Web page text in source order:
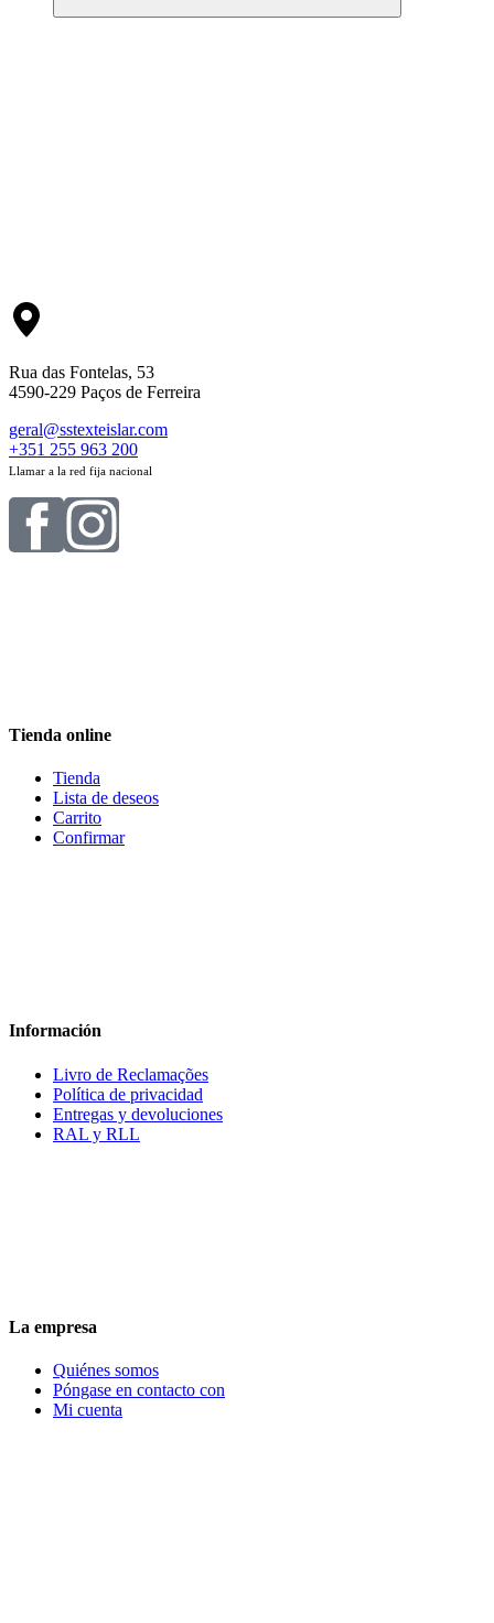
Rua das Fontelas, 53
4590-229 Paços de Ferreira
geral@sstexteislar.com
+351 255 963 200
Llamar a la red fija nacional
Tienda online
Tienda
Lista de deseos
Carrito
Confirmar
Información
Livro de Reclamações
Política de privacidad
Entregas y devoluciones
RAL y RLL
La empresa
Quiénes somos
Póngase en contacto con
Mi cuenta